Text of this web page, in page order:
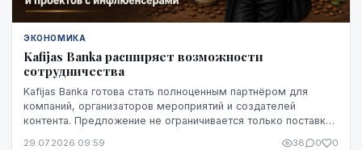
ЭКОНОМИКА
Kafijas Banka расширяет возможности
сотрудничества
Kafijas Banka готова стать полноценным партнёром для
компаний, организаторов мероприятий и создателей
контента. Предложение не ограничивается только поставкой
29.07.2026 09:59 38 0 0